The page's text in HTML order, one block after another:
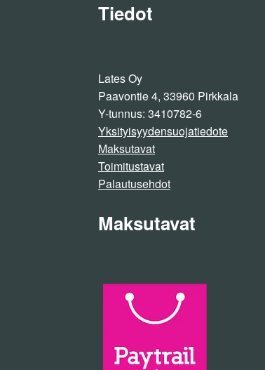
Tiedot
Lates Oy
Paavontie 4, 33960 Pirkkala
Y-tunnus: 3410782-6
Yksityisyydensuojatiedote
Maksutavat
Toimitustavat
Palautusehdot
Maksutavat